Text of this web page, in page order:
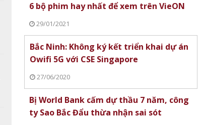
6 bộ phim hay nhất để xem trên VieON
29/01/2021
Bắc Ninh: Không ký kết triển khai dự án
Owifi 5G với CSE Singapore
27/06/2020
Bị World Bank cấm dự thầu 7 năm, công
ty Sao Bắc Đẩu thừa nhận sai sót